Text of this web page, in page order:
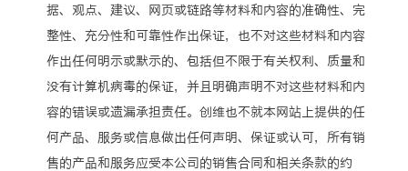
据、观点、建议、网页或链路等材料和内容的准确性、完
整性、充分性和可靠性作出保证，也不对这些材料和内容
作出任何明示或默示的、包括但不限于有关权利、质量和
没有计算机病毒的保证，并且明确声明不对这些材料和内
容的错误或遗漏承担责任。创维也不就本网站上提供的任
何产品、服务或信息做出任何声明、保证或认可，所有销
售的产品和服务应受本公司的销售合同和相关条款的约